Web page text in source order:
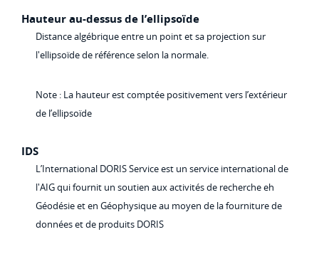
Hauteur au-dessus de l’ellipsoïde
Distance algébrique entre un point et sa projection sur
l'ellipsoïde de référence selon la normale.
Note : La hauteur est comptée positivement vers l’extérieur
de l’ellipsoïde
IDS
L’International DORIS Service est un service international de
l'AIG qui fournit un soutien aux activités de recherche eh
Géodésie et en Géophysique au moyen de la fourniture de
données et de produits DORIS